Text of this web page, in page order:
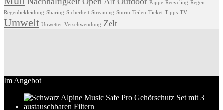
Pappe Recycling Regen
Regenbekleidung Sharing Sicherheit Streaming Sturm Teilen Ticket Tipps TV
Umwelt Unwetter Verschwendung Zelt
Im Angebot